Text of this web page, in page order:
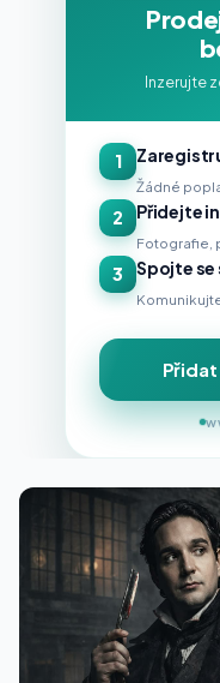
Inzerujte
1
Žádné
2 Přidejte
Fotografie,
3 Spojte se